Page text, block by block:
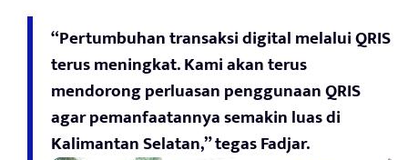
“Pertumbuhan transaksi digital melalui QRIS
terus meningkat. Kami akan terus
mendorong perluasan penggunaan QRIS
agar pemanfaatannya semakin luas di
Kalimantan Selatan,” tegas Fadjar.